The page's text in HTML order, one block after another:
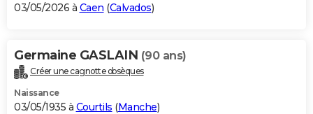
BONS PLANS
Carte de Noël
Carte Bonne année
Carte Saint-Valentin
Carte Pâques
Carte d'anniversaire
DICTIONNAIRE
Dictionnaire
Biographies
Citations
Expressions
Proverbes
PROGRAMME TV
03/05/2026 à Caen (Calvados)
Germaine GASLAIN (90 ans)
Créer une cagnotte obsèques
Naissance
03/05/1935 à Courtils (Manche)